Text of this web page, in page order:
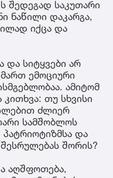
შედეგად საკუთარი
ნაწილი დაკარგა,
იქცა და
და სიტყვები არ
ემოციური
ამიტომ
თუ სხვისი
ძლიერ
სამშობლოს
და
შორის?
აღშფოთება,